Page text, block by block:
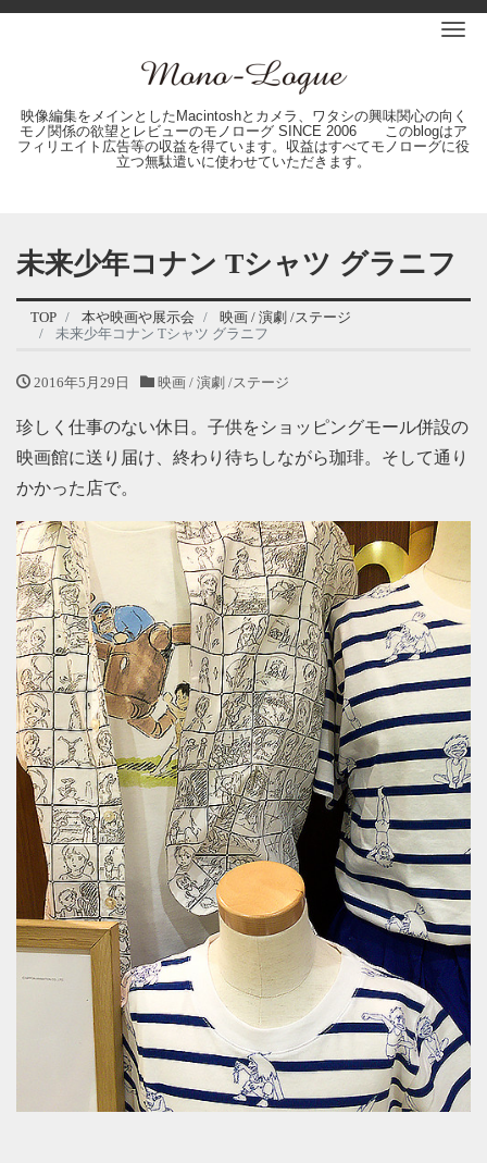
映像編集をメインとしたMacintoshとカメラ、ワタシの興味関心の向く
モノ関係の欲望とレビューのモノローグ SINCE 2006 このblogはア
フィリエイト広告等の収益を得ています。収益はすべてモノローグに役
立つ無駄遣いに使わせていただきます。
未来少年コナン Tシャツ グラニフ
TOP 本や映画や展示会
映画 / 演劇 /ステージ
未来少年コナン Tシャツ グラニフ
2016年5月29日 映画 / 演劇 /ステージ
珍しく仕事のない休日。子供をショッピングモール併設の
映画館に送り届け、終わり待ちしながら珈琲。そして通り
かかった店で。